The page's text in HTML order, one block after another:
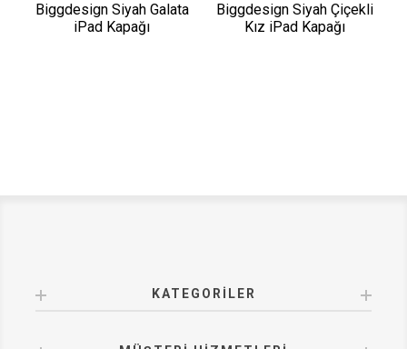
Biggdesign Siyah Galata
iPad Kapağı
Biggdesign Siyah Çiçekli
Kız iPad Kapağı
KATEGORILER